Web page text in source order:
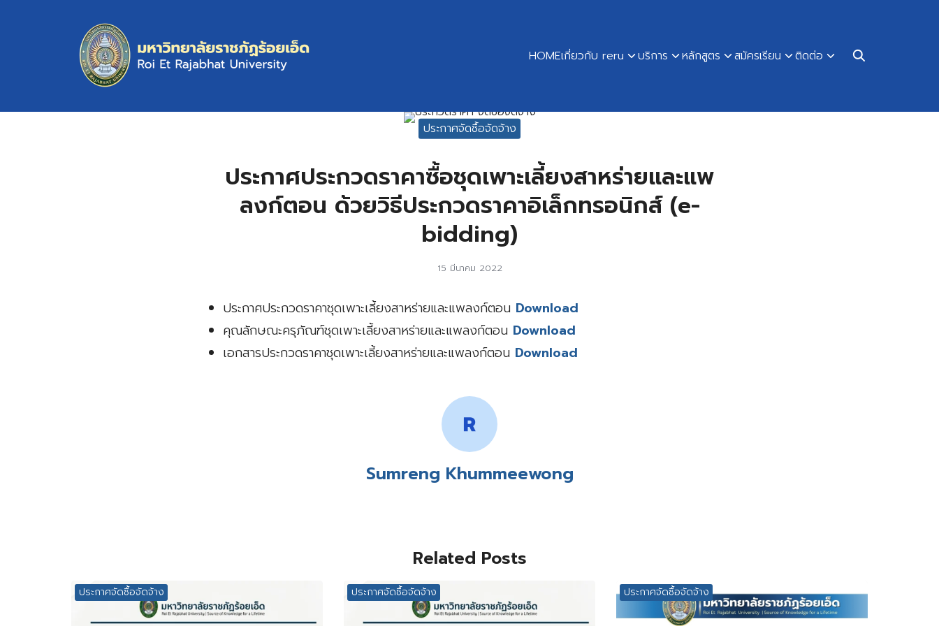
HOMEเกี่ยวกับ reru บริการ หลักสูตร สมัครเรียน ติดต่อ
ประกาศจัดซื้อจัดจ้าง
ประกาศประกวดราคาซื้อชุดเพาะเลี้ยงสาหร่ายและแพ
ลงก์ตอน ด้วยวิธีประกวดราคาอิเล็กทรอนิกส์ (e-
bidding)
15 มีนาคม 2022
ประกาศประกวดราคาชุดเพาะเลี้ยงสาหร่ายและแพลงก์ตอน Download
คุณลักษณะครุภัณฑ์ชุดเพาะเลี้ยงสาหร่ายและแพลงก์ตอน Download
เอกสารประกวดราคาชุดเพาะเลี้ยงสาหร่ายและแพลงก์ตอน Download
Sumreng Khummeewong
Related Posts
ประกาศจัดซื้อจัดจ้าง ประกาศจัดซื้อจัดจ้าง ประกาศจัดซื้อจัดจ้าง